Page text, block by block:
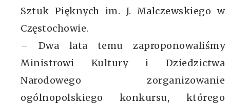
Sztuk Pięknych im. J. Malczewskiego w
Częstochowie.
– Dwa lata temu zaproponowaliśmy
Ministrowi Kultury i Dziedzictwa
Narodowego zorganizowanie
ogólnopolskiego konkursu, którego